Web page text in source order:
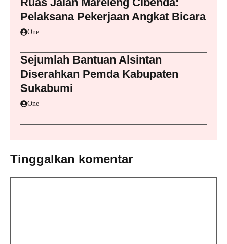
Pelaksana Pekerjaan Angkat Bicara
One
Sejumlah Bantuan Alsintan
Diserahkan Pemda Kabupaten
Sukabumi
One
Tinggalkan komentar